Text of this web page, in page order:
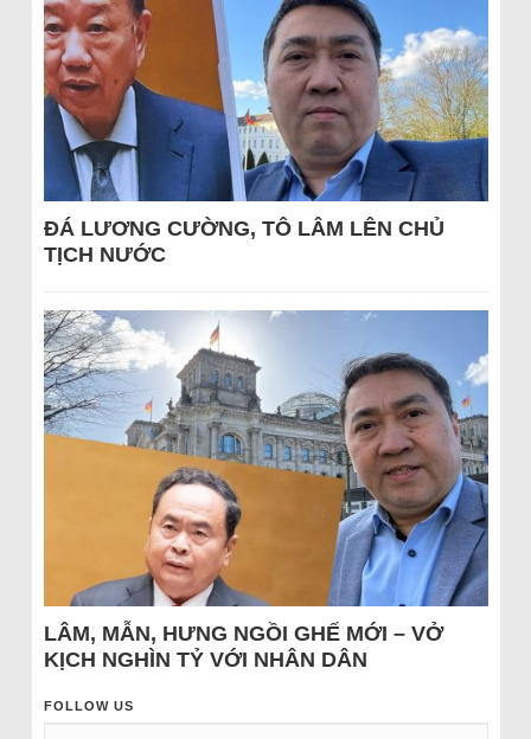
ĐÁ LƯƠNG CƯỜNG, TÔ LÂM LÊN CHỦ
TỊCH NƯỚC
LÂM, MẪN, HƯNG NGỒI GHẾ MỚI – VỞ
KỊCH NGHÌN TỶ VỚI NHÂN DÂN
FOLLOW US